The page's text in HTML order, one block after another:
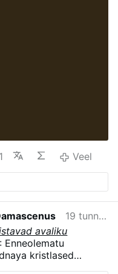
Veel
19 tunni eest
avaliku
: Enneolematu
kristlased